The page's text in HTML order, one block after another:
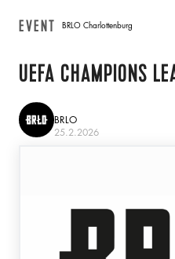
EVENT BRLO Charlottenburg
UEFA CHAMPIONS
BRLO
25.2.2026